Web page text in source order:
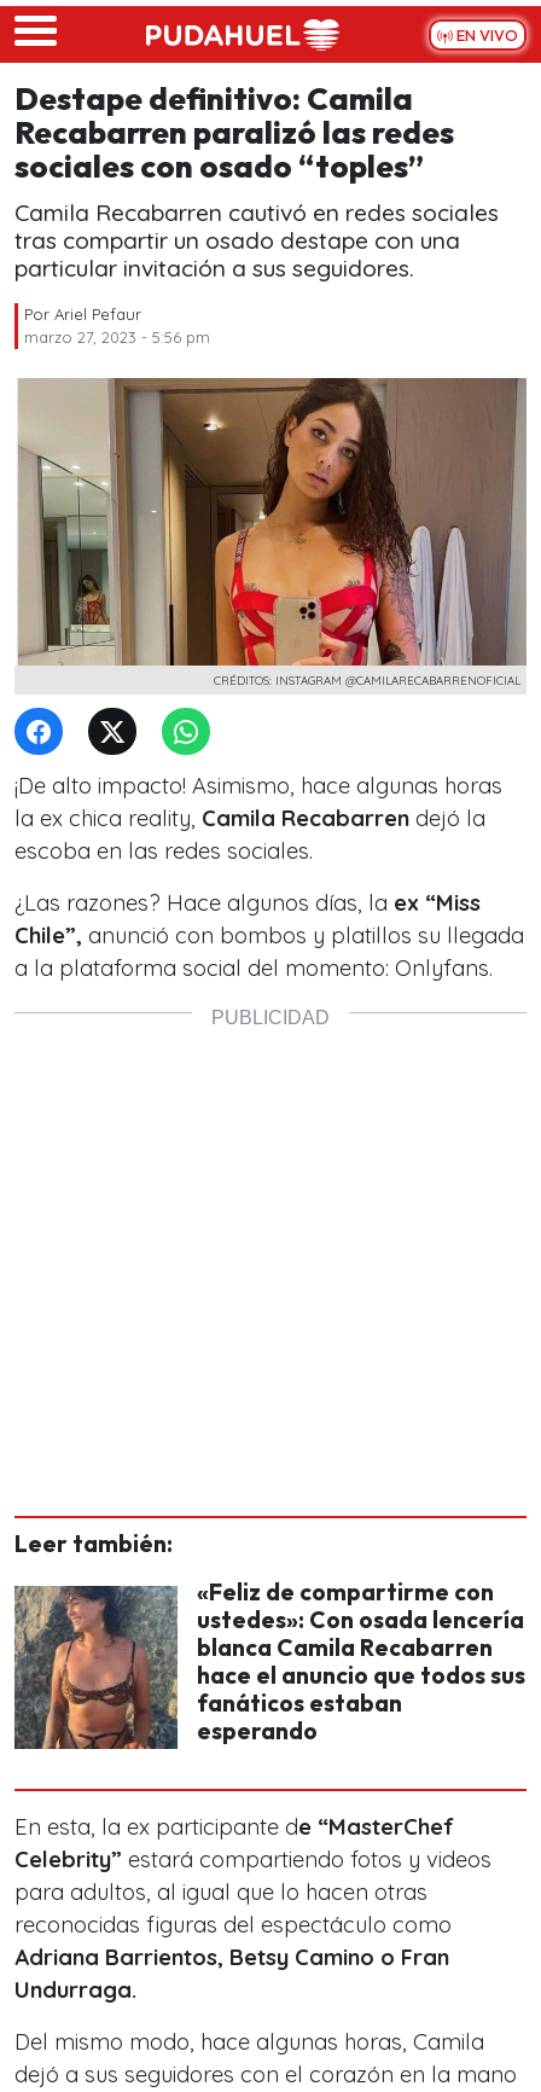
Skip to main content
EN VIVO
Destape definitivo: Camila
Recabarren paralizó las redes
sociales con osado “toples”
Camila Recabarren cautivó en redes sociales
tras compartir un osado destape con una
particular invitación a sus seguidores.
Por Ariel Pefaur
marzo 27, 2023 - 5:56 pm
CRÉDITOS: INSTAGRAM @CAMILARECABARRENOFICIAL
¡De alto impacto! Asimismo, hace algunas horas
la ex chica reality, Camila Recabarren dejó la
escoba en las redes sociales.
¿Las razones? Hace algunos días, la ex “Miss
Chile”, anunció con bombos y platillos su llegada
a la plataforma social del momento: Onlyfans.
Leer también:
«Feliz de compartirme con
ustedes»: Con osada lencería
blanca Camila Recabarren
hace el anuncio que todos sus
fanáticos estaban
esperando
En esta, la ex participante de “MasterChef
Celebrity” estará compartiendo fotos y videos
para adultos, al igual que lo hacen otras
reconocidas figuras del espectáculo como
Adriana Barrientos, Betsy Camino o Fran
Undurraga.
Del mismo modo, hace algunas horas, Camila
dejó a sus seguidores con el corazón en la mano